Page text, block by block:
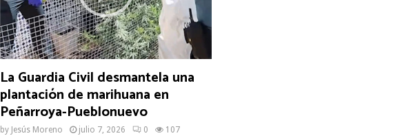
La Guardia Civil desmantela una
plantación de marihuana en
Peñarroya-Pueblonuevo
by Jesús Moreno julio 7, 2026 0 107